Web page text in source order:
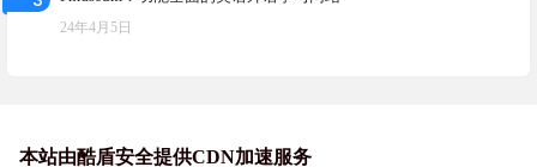
24年4月5日
本站由酷盾安全提供CDN加速服务